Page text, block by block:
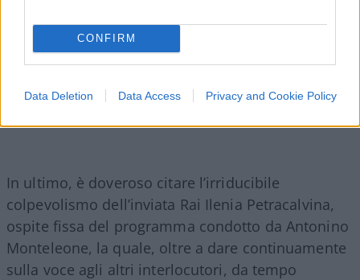
CONFIRM
Data Deletion Data Access Privacy and Cookie Policy
In ultimo, è doveroso citare l’irriducibile
colpevolismo dell’inviata Rai Ilenia Petracalvina,
ospite fissa del programma condotto da Antonino
Monteleone, la quale, oltre a dare continuamente
sulla voce agli altri interlocutori, da tempo